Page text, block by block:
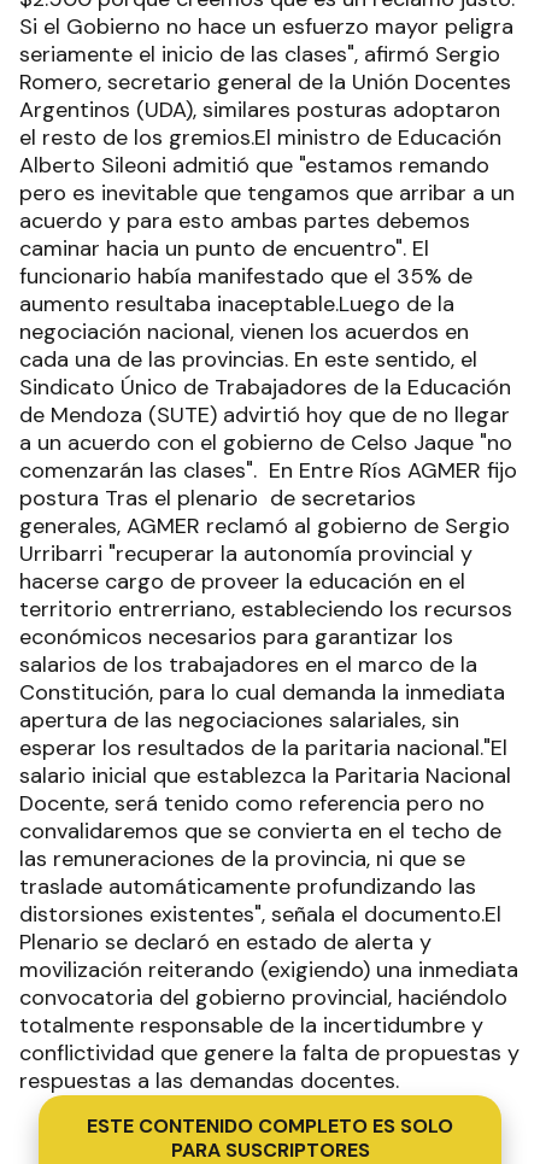
Si el Gobierno no hace un esfuerzo mayor peligra
seriamente el inicio de las clases", afirmó Sergio
Romero, secretario general de la Unión Docentes
Argentinos (UDA), similares posturas adoptaron
el resto de los gremios.El ministro de Educación
Alberto Sileoni admitió que "estamos remando
pero es inevitable que tengamos que arribar a un
acuerdo y para esto ambas partes debemos
caminar hacia un punto de encuentro". El
funcionario había manifestado que el 35% de
aumento resultaba inaceptable.Luego de la
negociación nacional, vienen los acuerdos en
cada una de las provincias. En este sentido, el
Sindicato Único de Trabajadores de la Educación
de Mendoza (SUTE) advirtió hoy que de no llegar
a un acuerdo con el gobierno de Celso Jaque "no
comenzarán las clases". En Entre Ríos AGMER fijo
postura Tras el plenario de secretarios
generales, AGMER reclamó al gobierno de Sergio
Urribarri "recuperar la autonomía provincial y
hacerse cargo de proveer la educación en el
territorio entrerriano, estableciendo los recursos
económicos necesarios para garantizar los
salarios de los trabajadores en el marco de la
Constitución, para lo cual demanda la inmediata
apertura de las negociaciones salariales, sin
esperar los resultados de la paritaria nacional."El
salario inicial que establezca la Paritaria Nacional
Docente, será tenido como referencia pero no
convalidaremos que se convierta en el techo de
las remuneraciones de la provincia, ni que se
traslade automáticamente profundizando las
distorsiones existentes", señala el documento.El
Plenario se declaró en estado de alerta y
movilización reiterando (exigiendo) una inmediata
convocatoria del gobierno provincial, haciéndolo
totalmente responsable de la incertidumbre y
conflictividad que genere la falta de propuestas y
respuestas a las demandas docentes.
ESTE CONTENIDO COMPLETO ES SOLO
PARA SUSCRIPTORES